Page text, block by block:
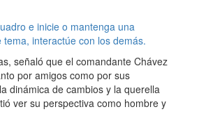
e inicie o mantenga una
interactúe con los demás.
señaló que el comandante Chávez
por amigos como por sus
dinámica de cambios y la querella
ver su perspectiva como hombre y